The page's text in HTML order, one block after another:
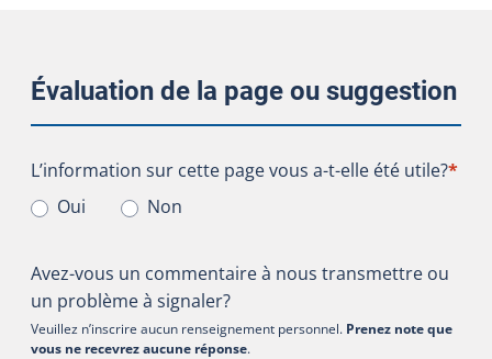
Évaluation de la page ou suggestion
L’information sur cette page vous a-t-elle été utile?
L’information sur cette page vous a-t-elle été utile?*
Oui
Non
Avez-vous un commentaire à nous transmettre ou
un problème à signaler?
Veuillez n’inscrire aucun renseignement personnel. Prenez note que
vous ne recevrez aucune réponse.